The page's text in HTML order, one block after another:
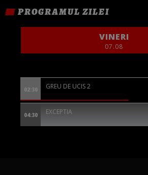
PROGRAMUL ZILEI
VINERI
07.08
02:30 GREU DE UCIS 2
04:30 EXCEPTIA